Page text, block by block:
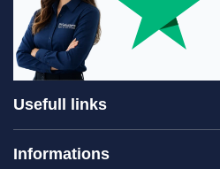
Usefull links
Informations